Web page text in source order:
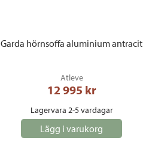
Garda hörnsoffa aluminium antracit
Atleve
12 995 kr
Lagervara 2-5 vardagar
Lägg i varukorg